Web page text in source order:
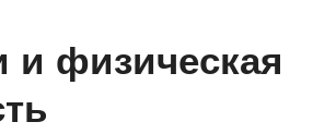
и физическая